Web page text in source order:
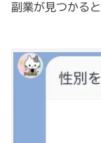
副業が見つかる